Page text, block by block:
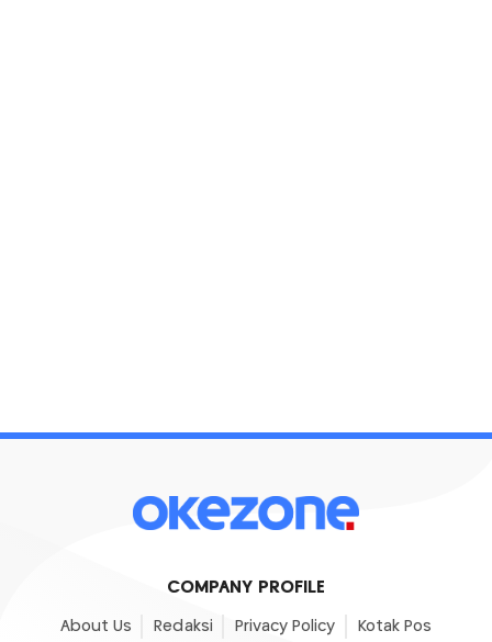
COMPANY PROFILE
About Us Redaksi Privacy Policy Kotak Pos